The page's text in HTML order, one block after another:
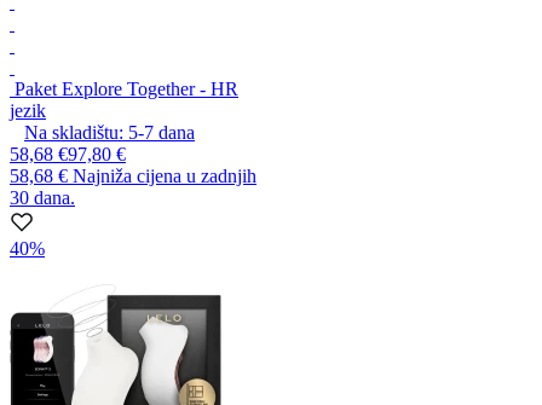
Paket Explore Together - HR
jezik
Na skladištu: 5-7 dana
58,68 €97,80 €
58,68 € Najniža cijena u zadnjih
30 dana.
40%